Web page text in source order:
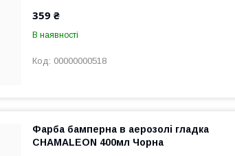
359 ₴
В наявності
00000000518
Фарба бамперна в аерозолі гладка
CHAMALEON 400мл Чорна